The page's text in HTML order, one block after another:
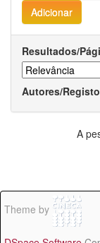
Resultados/
Autores/Registo
A
Theme by